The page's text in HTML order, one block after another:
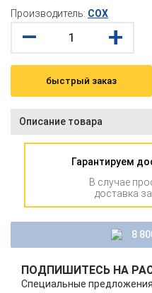
Производитель: COX
– +
быстрый заказ
Описание товара
Гарантируем
В случае
доставка
8
ПОДПИШИТЕСЬ НА
Специальные